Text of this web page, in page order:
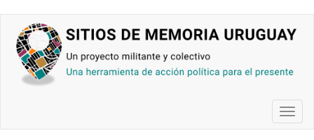
contenido
principal